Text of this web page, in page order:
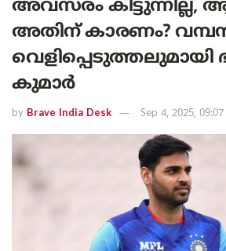
അവസരം കിട്ടുന്നില്ല,
അതിന് കാരണം?
വെളിപ്പെടുത്തലുമായി
കുമാർ
by Brave India Desk Sep 4, 2025, 09:07